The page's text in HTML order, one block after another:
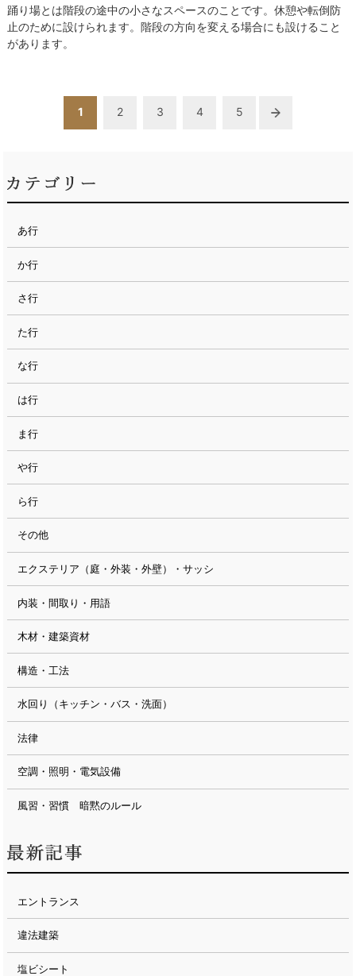
踊り場とは階段の途中の小さなスペースのことです。休憩や転倒防
止のために設けられます。階段の方向を変える場合にも設けること
があります。
1 2 3 4 5
あ行
か行
さ行
た行
な行
は行
ま行
や行
ら行
その他
エクステリア（庭・外装・外壁）・サッシ
内装・間取り・用語
木材・建築資材
構造・工法
水回り（キッチン・バス・洗面）
法律
空調・照明・電気設備
風習・習慣 暗黙のルール
エントランス
違法建築
塩ビシート